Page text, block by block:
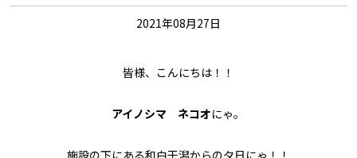
2021年08月27日
皆様、こんにちは！！
アイノシマ ネコオにゃ。
施設の下にある和白干潟からの夕日にゃ！！